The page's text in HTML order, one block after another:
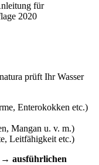
für
2020
prüft Ihr Wasser
Enterokokken etc.)
Mangan u. v. m.)
Leitfähigkeit etc.)
→ ausführlichen